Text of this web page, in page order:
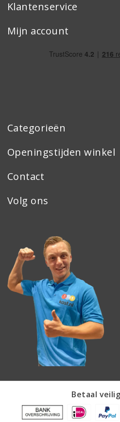
Klantenservice
Mijn account
Categorieën
Openingstijden winkel
Contact
Volg ons
Betaal